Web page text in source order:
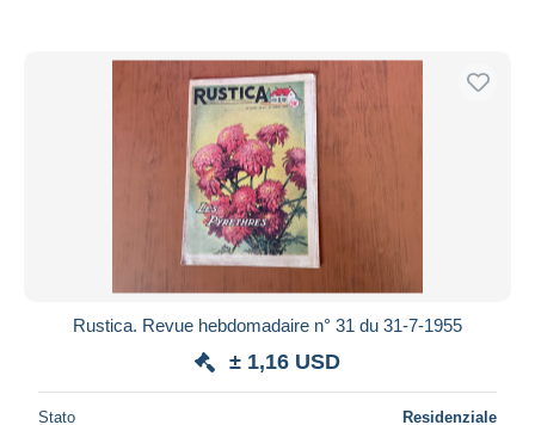
Rustica. Revue hebdomadaire n° 31 du 31-7-1955
± 1,16 USD
Stato Residenziale